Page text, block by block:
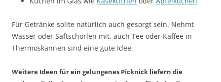
Für Getränke sollte natürlich auch gesorgt sein. Nehmt
Wasser oder Saftschorlen mit, auch Tee oder Kaffee in
Thermoskannen sind eine gute Idee.
Weitere Ideen für ein gelungenes Picknick liefern die